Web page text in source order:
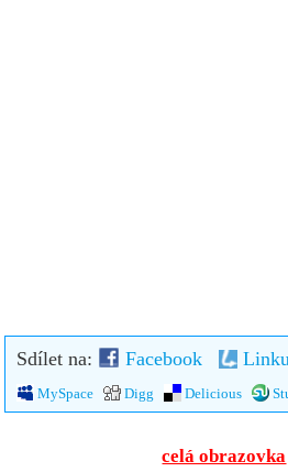
Sdílet na: Facebook
MySpace Digg Delicious
celá obrazovka